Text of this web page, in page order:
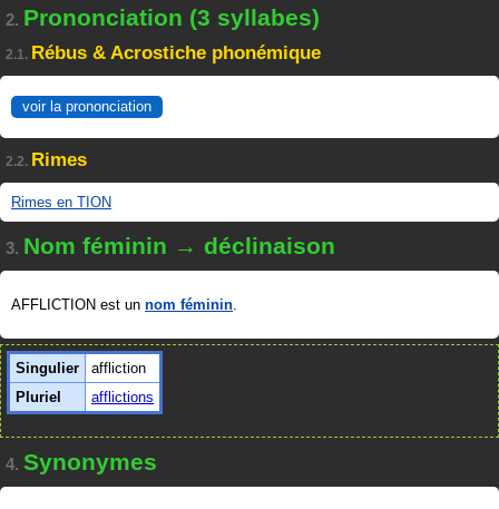
2. Prononciation (3 syllabes)
2.1. Rébus & Acrostiche phonémique
voir la prononciation
2.2. Rimes
Rimes en TION
3. Nom féminin → déclinaison
AFFLICTION est un nom féminin.
Singulier
affliction
Pluriel
afflictions
4. Synonymes